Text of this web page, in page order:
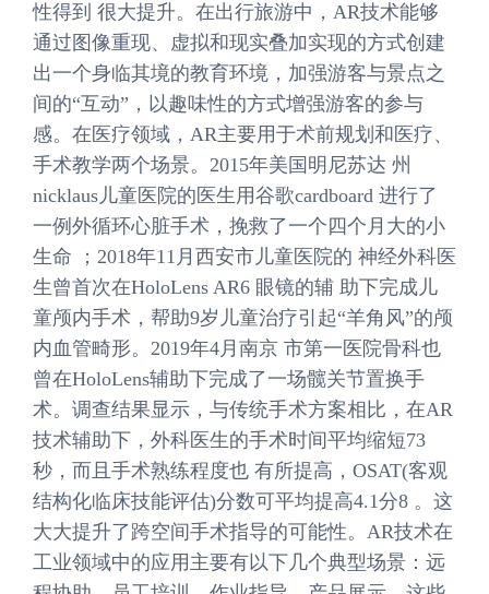
性得到 很大提升。在出行旅游中，AR技术能够
通过图像重现、虚拟和现实叠加实现的方式创建
出一个身临其境的教育环境，加强游客与景点之
间的“互动”，以趣味性的方式增强游客的参与
感。在医疗领域，AR主要用于术前规划和医疗、
手术教学两个场景。2015年美国明尼苏达 州
nicklaus儿童医院的医生用谷歌cardboard 进行了
一例外循环心脏手术，挽救了一个四个月大的小
生命 ；2018年11月西安市儿童医院的 神经外科医
生曾首次在HoloLens AR6 眼镜的辅 助下完成儿
童颅内手术，帮助9岁儿童治疗引起“羊角风”的颅
内血管畸形。2019年4月南京 市第一医院骨科也
曾在HoloLens辅助下完成了一场髋关节置换手
术。调查结果显示，与传统手术方案相比，在AR
技术辅助下，外科医生的手术时间平均缩短73
秒，而且手术熟练程度也 有所提高，OSAT(客观
结构化临床技能评估)分数可平均提高4.1分8 。这
大大提升了跨空间手术指导的可能性。AR技术在
工业领域中的应用主要有以下几个典型场景：远